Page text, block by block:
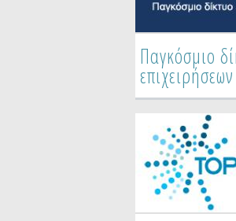
Παγκόσμιο
επιχειρήσεων